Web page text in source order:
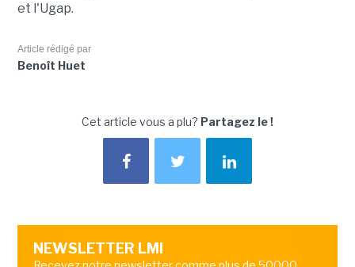
et l'Ugap.
Article rédigé par
Benoît Huet
Cet article vous a plu? Partagez le !
NEWSLETTER LMI